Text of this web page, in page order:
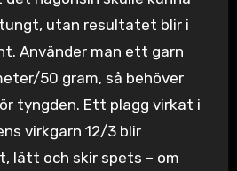
utan resultatet blir i
Använder man ett garn
50 gram, så behöver
tyngden. Ett plagg virkat i
virkgarn 12/3 blir
lätt och skir spets – om